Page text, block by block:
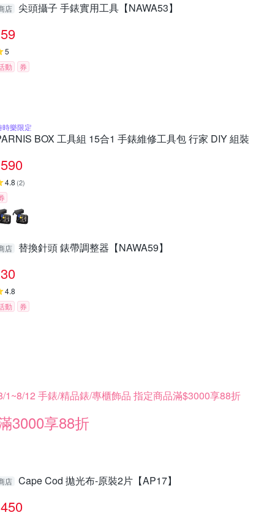
店 尖頭攝子 手錶實用工具【NAWA53】
59
5
動
券
時樂限定
BOX 工具組 15合1 手錶維修工具包 行家 DIY 組裝
590
4.8 (2)
店 替換針頭 錶帶調整器【NAWA59】
30
4.8
動
券
1~8/12 手錶/精品錶/專櫃飾品 指定商品滿$3000享88折
3000享88折
店 Cape Cod 拋光布-原裝2片【AP17】
450